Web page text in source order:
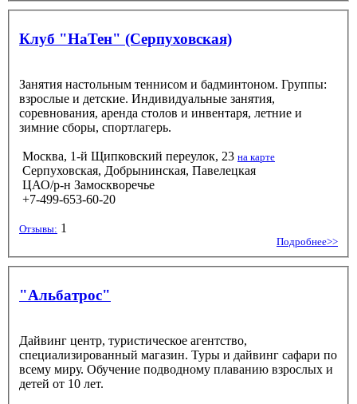
Клуб "НаТен" (Серпуховская)
Занятия настольным теннисом и бадминтоном. Группы:
взрослые и детские. Индивидуальные занятия,
соревнования, аренда столов и инвентаря, летние и
зимние сборы, спортлагерь.
Москва, 1-й Щипковский переулок, 23 на карте
Серпуховская, Добрынинская, Павелецкая
ЦАО/р-н Замоскворечье
+7-499-653-60-20
Отзывы: 1
Подробнее>>
"Альбатрос"
Дайвинг центр, туристическое агентство,
специализированный магазин. Туры и дайвинг сафари по
всему миру. Обучение подводному плаванию взрослых и
детей от 10 лет.